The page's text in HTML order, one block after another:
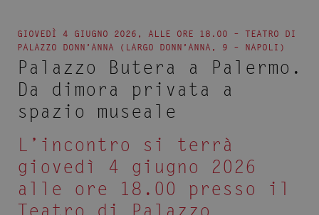
GIOVEDÌ 4 GIUGNO 2026, ALLE ORE 18.00 – TEATRO DI
PALAZZO DONN’ANNA (LARGO DONN’ANNA, 9 – NAPOLI)
Palazzo Butera a Palermo.
Da dimora privata a
spazio museale
L’incontro si terrà
giovedì 4 giugno 2026
alle ore 18.00 presso il